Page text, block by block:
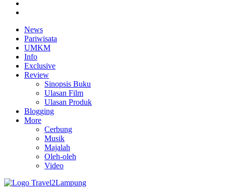
News
Pariwisata
UMKM
Info
Exclusive
Review
Sinopsis Buku
Ulasan Film
Ulasan Produk
Blogging
More
Cerbung
Musik
Majalah
Oleh-oleh
Video